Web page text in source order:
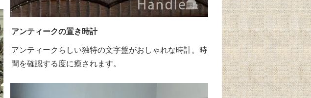
アンティークの置き時計
アンティークらしい独特の文字盤がおしゃれな時計。時
間を確認する度に癒されます。